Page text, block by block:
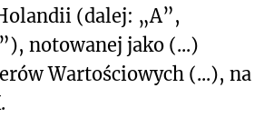
(dalej: „A”,
notowanej jako (...)
Wartościowych (...), na